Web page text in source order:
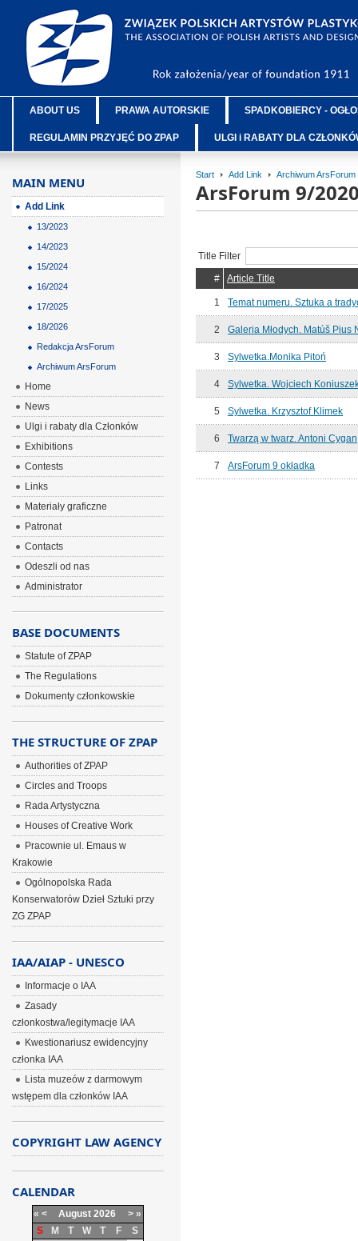
ABOUT US PRAWA AUTORSKIE SPADKOBIERCY -
REGULAMIN PRZYJĘĆ DO ZPAP ULGI i RABATY DLA
Start Add Link Archiwum ArsForum
ArsForum 9/
Title Filter
#
Article Title
1 Temat numeru. Sztuka a
2 Galeria Młodych. Matúš Pius
3 Sylwetka.Monika Pitoń
4 Sylwetka. Wojciech
5 Sylwetka. Krzysztof Klimek
6 Twarzą w twarz. Antoni Cygan
7 ArsForum 9 okładka
MAIN MENU
Add Link
13/2023
14/2023
15/2024
16/2024
17/2025
18/2026
Redakcja ArsForum
Archiwum ArsForum
Home
News
Ulgi i rabaty dla Członków
Exhibitions
Contests
Links
Materiały graficzne
Patronat
Contacts
Odeszli od nas
Administrator
BASE DOCUMENTS
Statute of ZPAP
The Regulations
Dokumenty członkowskie
THE STRUCTURE OF ZPAP
Authorities of ZPAP
Circles and Troops
Rada Artystyczna
Houses of Creative Work
Pracownie ul. Emaus w
Krakowie
Ogólnopolska Rada
Konserwatorów Dzieł Sztuki przy
ZG ZPAP
IAA/AIAP - UNESCO
Informacje o IAA
Zasady
członkostwa/legitymacje IAA
Kwestionariusz ewidencyjny
członka IAA
Lista muzeów z darmowym
wstępem dla członków IAA
COPYRIGHT LAW AGENCY
CALENDAR
« < August 2026 > »
S
M T W T F
S